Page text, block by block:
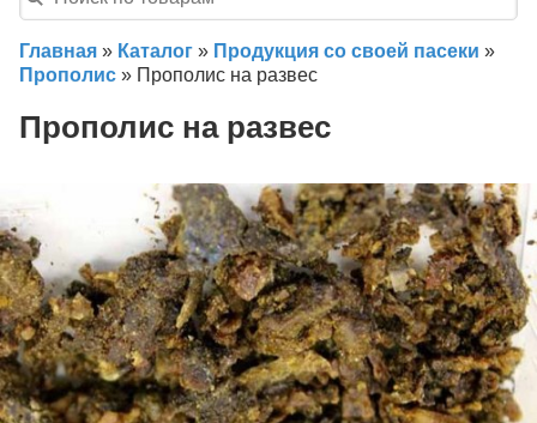
Главная » Каталог » Продукция со своей пасеки »
Прополис » Прополис на развес
Прополис на развес